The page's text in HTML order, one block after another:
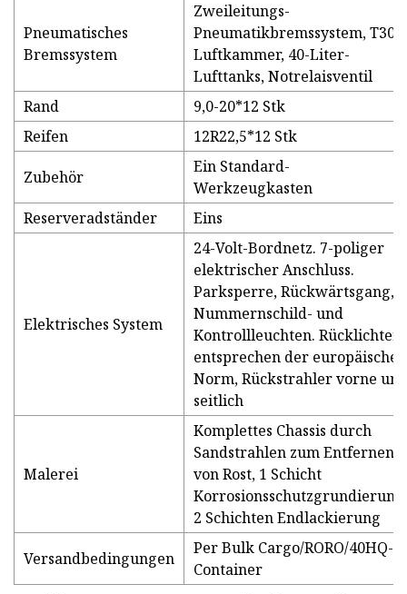
Pneumatisches
Bremssystem
Zweileitungs-
Pneumatikbremssystem, T30-
Luftkammer, 40-Liter-
Lufttanks, Notrelaisventil
Rand
9,0-20*12 Stk
Reifen
12R22,5*12 Stk
Zubehör
Ein Standard-
Werkzeugkasten
Reserveradständer
Eins
Elektrisches System
24-Volt-Bordnetz. 7-poliger
elektrischer Anschluss.
Parksperre, Rückwärtsgang,
Nummernschild- und
Kontrollleuchten. Rücklichter
entsprechen der europäischen
Norm, Rückstrahler vorne und
seitlich
Malerei
Komplettes Chassis durch
Sandstrahlen zum Entfernen
von Rost, 1 Schicht
Korrosionsschutzgrundierung,
2 Schichten Endlackierung
Versandbedingungen
Per Bulk Cargo/RORO/40HQ-
Container